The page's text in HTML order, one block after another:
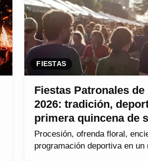
FIESTAS
Fiestas Patronales
2026: tradición,
primera quincena de
Procesión, ofrenda floral,
programación deportiva en